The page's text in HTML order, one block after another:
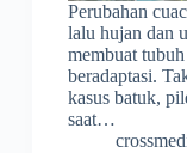
Perubahan
lalu hujan dan
membuat
beradaptasi.
kasus batuk,
saat…